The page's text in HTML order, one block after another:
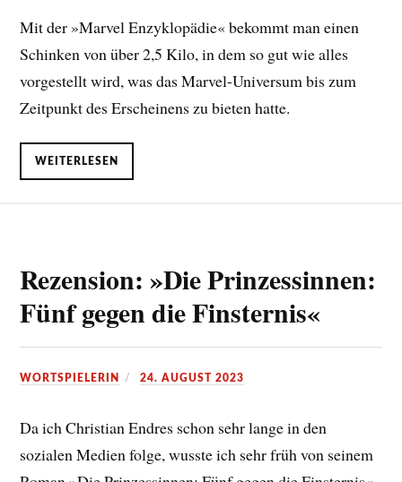
Mit der »Marvel Enzyklopädie« bekommt man einen
Schinken von über 2,5 Kilo, in dem so gut wie alles
vorgestellt wird, was das Marvel-Universum bis zum
Zeitpunkt des Erscheinens zu bieten hatte.
WEITERLESEN
Rezension: »Die Prinzessinnen:
Fünf gegen die Finsternis«
WORTSPIELERIN 24. AUGUST 2023
Da ich Christian Endres schon sehr lange in den
sozialen Medien folge, wusste ich sehr früh von seinem